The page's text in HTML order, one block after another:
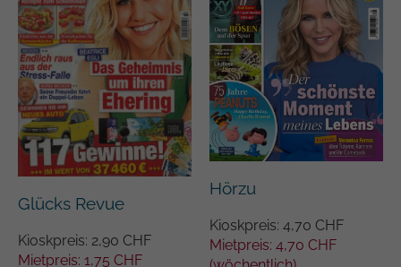
Glücks Revue
Kioskpreis: 2,90 CHF
Mietpreis: 1,75 CHF
Hörzu
Kioskpreis: 4,70 CHF
Mietpreis: 4,70 CHF